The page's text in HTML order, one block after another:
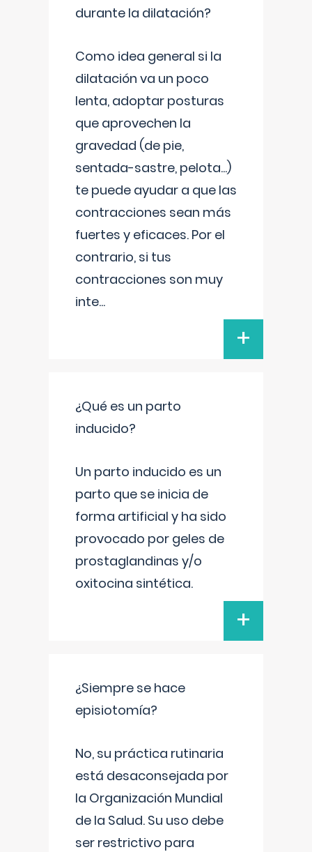
durante la dilatación?
Como idea general si la
dilatación va un poco
lenta, adoptar posturas
que aprovechen la
gravedad (de pie,
sentada-sastre, pelota...)
te puede ayudar a que las
contracciones sean más
fuertes y eficaces. Por el
contrario, si tus
contracciones son muy
inte...
+
¿Qué es un parto
inducido?
Un parto inducido es un
parto que se inicia de
forma artificial y ha sido
provocado por geles de
prostaglandinas y/o
oxitocina sintética.
+
¿Siempre se hace
episiotomía?
No, su práctica rutinaria
está desaconsejada por
la Organización Mundial
de la Salud. Su uso debe
ser restrictivo para